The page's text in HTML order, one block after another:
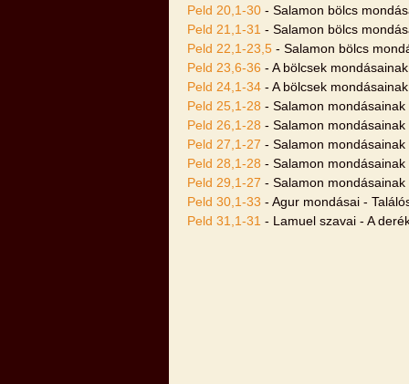
Peld 20,1-30 - Salamon bölcs
Peld 21,1-31 - Salamon bölcs
Peld 22,1-23,5 - Salamon bölcs
Peld 23,6-36 - A bölcsek
Peld 24,1-34 - A bölcsek
Peld 25,1-28 - Salamon
Peld 26,1-28 - Salamon
Peld 27,1-27 - Salamon
Peld 28,1-28 - Salamon
Peld 29,1-27 - Salamon
Peld 30,1-33 - Agur mondásai -
Peld 31,1-31 - Lamuel szavai - A